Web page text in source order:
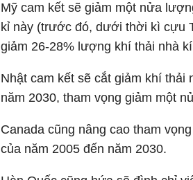
Mỹ cam kết sẽ giảm một nửa
kỉ này (trước đó, dưới thời kì cựu
giảm 26-28% lượng khí thải nhà
Nhật cam kết sẽ cắt giảm khí thải
năm 2030, tham vọng giảm một
Canada cũng nâng cao tham
của năm 2005 đến năm 2030.